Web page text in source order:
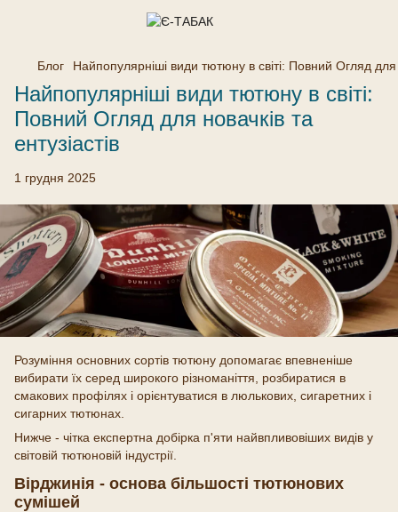
Блог Найпопулярніші види тютюну в світі: Повний Огляд для
Найпопулярніші види тютюну в світі:
Повний Огляд для новачків та
ентузіастів
1 грудня 2025
Розуміння основних сортів тютюну допомагає впевненіше
вибирати їх серед широкого різноманіття, розбиратися в
смакових профілях і орієнтуватися в люлькових, сигаретних і
сигарних тютюнах.
Нижче - чітка експертна добірка п'яти найвпливовіших видів у
світовій тютюновій індустрії.
Вірджинія - основа більшості тютюнових
сумішей